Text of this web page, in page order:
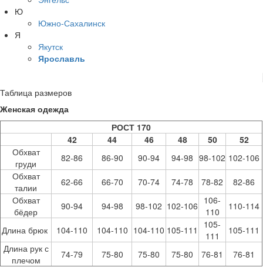
Ю
Южно-Сахалинск
Я
Якутск
Ярославль
Таблица размеров
Женская одежда
РОСТ 170
42
44 46 48 50
52
Обхват
груди
82-86 86-90 90-94 94-98 98-102 102-106
Обхват
талии
62-66 66-70 70-74 74-78 78-82
82-86
Обхват
бёдер
90-94 94-98 98-102 102-106 106-
110
110-114
Длина брюк 104-110 104-110 104-110 105-111
105-
111
105-111
Длина рук с
плечом
74-79 75-80 75-80 75-80 76-81
76-81